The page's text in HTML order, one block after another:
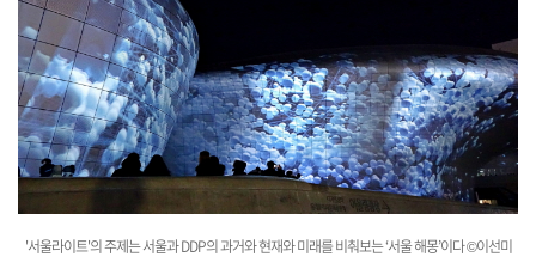
'서울라이트'의 주제는 서울과 DDP의 과거와 현재와 미래를 비춰보는 ‘서울 해몽’이다©이선미